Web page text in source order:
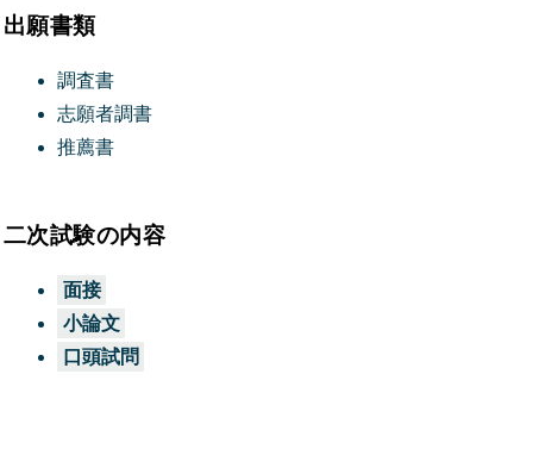
出願書類
調査書
志願者調書
推薦書
二次試験の内容
面接
小論文
口頭試問